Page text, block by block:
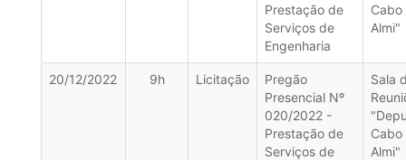
Prestação de
Serviços de
Engenharia
Cabo
Almi"
20/12/2022 9h Licitação
Pregão
Presencial Nº
020/2022 -
Prestação de
Serviços de
Sala
Cabo
Almi"